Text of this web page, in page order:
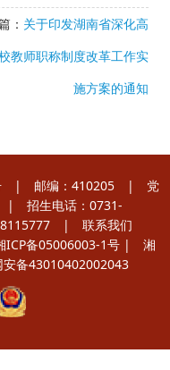
： 关于印发湖南省深化高
教师职称制度改革工作实
施方案的通知
号 | 邮编：410205 | 党
| 招生电话：0731-
| 联系我们
ICP备05006003-1号 | 湘
安备43010402002043